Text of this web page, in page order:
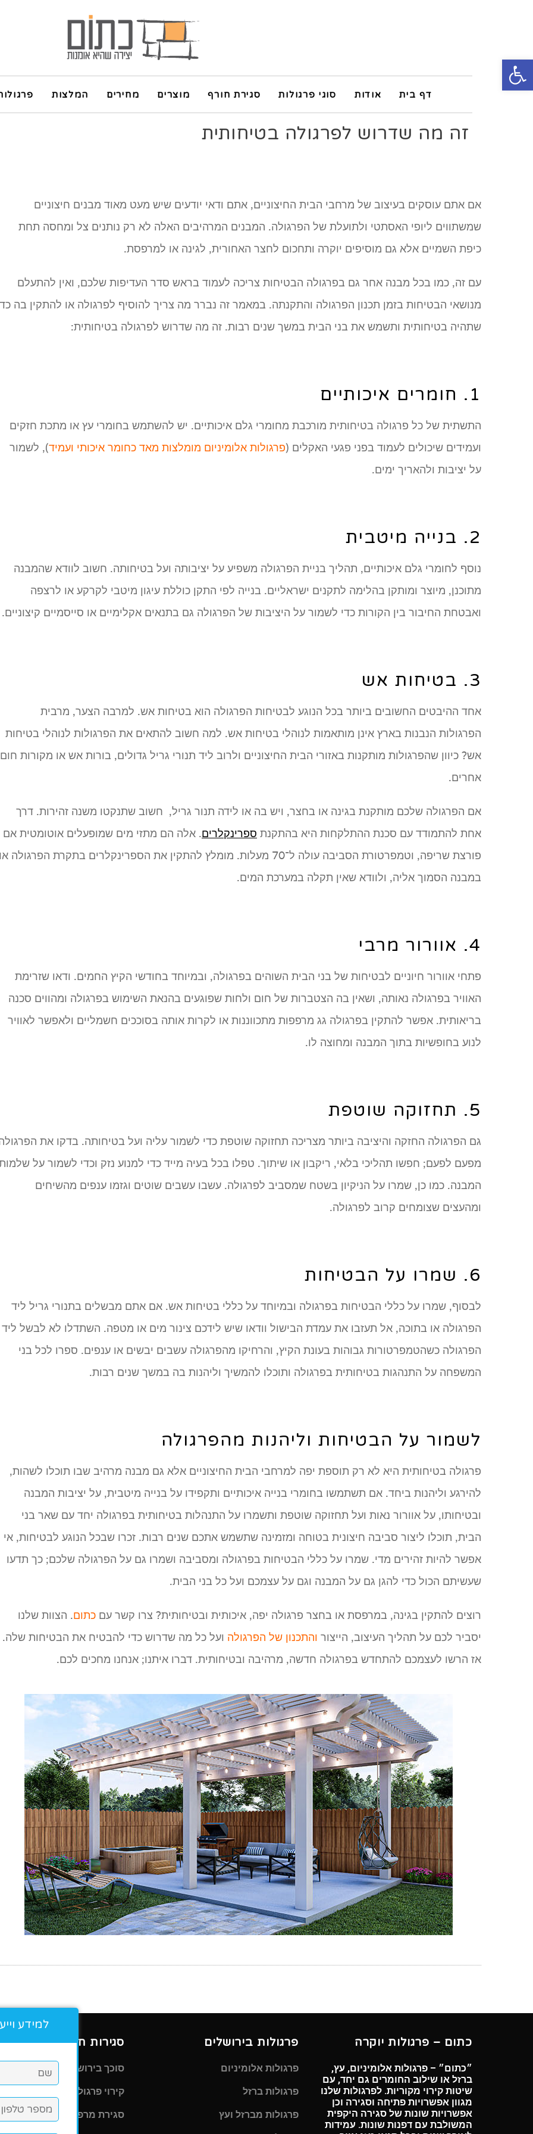
פתח סרגל נגישות
דף בית אודות סוגי פרגולות סגירת חורף מוצרים מחירים המלצות
זה מה שדרוש לפרגולה בטיחותית
אם אתם עוסקים בעיצוב של מרחבי הבית החיצוניים, אתם ודאי יודעים שיש מעט מאוד מבנים חיצוניים
שמשתווים ליופי האסתטי ולתועלת של הפרגולה. המבנים המרהיבים האלה לא רק נותנים צל ומחסה תחת
כיפת השמיים אלא גם מוסיפים יוקרה ותחכום לחצר האחורית, לגינה או למרפסת.
עם זה, כמו בכל מבנה אחר גם בפרגולה הבטיחות צריכה לעמוד בראש סדר העדיפות שלכם, ואין להתעלם
מנושאי הבטיחות בזמן תכנון הפרגולה והתקנתה. במאמר זה נברר מה צריך להוסיף לפרגולה או להתקין בה
שתהיה בטיחותית ותשמש את בני הבית במשך שנים רבות. זה מה שדרוש לפרגולה בטיחותית:
1. חומרים איכותיים
התשתית של כל פרגולה בטיחותית מורכבת מחומרי גלם איכותיים. יש להשתמש בחומרי עץ או מתכת חזקים
ועמידים שיכולים לעמוד בפני פגעי האקלים (פרגולות אלומיניום מומלצות מאד כחומר איכותי ועמיד), לשמור
על יציבות ולהאריך ימים.
2. בנייה מיטבית
נוסף לחומרי גלם איכותיים, תהליך בניית הפרגולה משפיע על יציבותה ועל בטיחותה. חשוב לוודא שהמבנה
מתוכנן, מיוצר ומותקן בהלימה לתקנים ישראליים. בנייה לפי התקן כוללת עיגון מיטבי לקרקע או לרצפה
ואבטחת החיבור בין הקורות כדי לשמור על היציבות של הפרגולה גם בתנאים אקלימיים או סייסמיים קיצוניים.
3. בטיחות אש
אחד ההיבטים החשובים ביותר בכל הנוגע לבטיחות הפרגולה הוא בטיחות אש. למרבה הצער, מרבית
הפרגולות הנבנות בארץ אינן מותאמות לנוהלי בטיחות אש. למה חשוב להתאים את הפרגולות לנוהלי בטיחות
אש? כיוון שהפרגולות מותקנות באזורי הבית החיצוניים ולרוב ליד תנורי גריל גדולים, בורות אש או מקורות חום
אחרים.
אם הפרגולה שלכם מותקנת בגינה או בחצר, ויש בה או לידה תנור גריל, חשוב שתנקטו משנה זהירות. דרך
אחת להתמודד עם סכנת ההתלקחות היא בהתקנת ספרינקלרים. אלה הם מתזי מים שמופעלים אוטומטית אם
פורצת שריפה, וטמפרטורת הסביבה עולה ל־70 מעלות. מומלץ להתקין את הספרינקלרים בתקרת הפרגולה או
במבנה הסמוך אליה, ולוודא שאין תקלה במערכת המים.
4. אוורור מרבי
פתחי אוורור חיוניים לבטיחות של בני הבית השוהים בפרגולה, ובמיוחד בחודשי הקיץ החמים. ודאו שזרימת
האוויר בפרגולה נאותה, ושאין בה הצטברות של חום ולחות שפוגעים בהנאת השימוש בפרגולה ומהווים סכנה
בריאותית. אפשר להתקין בפרגולה גג מרפפות מתכווננות או לקרות אותה בסוככים חשמליים ולאפשר לאוויר
לנוע בחופשיות בתוך המבנה ומחוצה לו.
5. תחזוקה שוטפת
גם הפרגולה החזקה והיציבה ביותר מצריכה תחזוקה שוטפת כדי לשמור עליה ועל בטיחותה. בדקו את
מפעם לפעם; חפשו תהליכי בלאי, ריקבון או שיתוך. טפלו בכל בעיה מייד כדי למנוע נזק וכדי לשמור על
המבנה. כמו כן, שמרו על הניקיון בשטח שמסביב לפרגולה. עשבו עשבים שוטים וגזמו ענפים מהשיחים
ומהעצים שצומחים קרוב לפרגולה.
6. שמרו על הבטיחות
לבסוף, שמרו על כללי הבטיחות בפרגולה ובמיוחד על כללי בטיחות אש. אם אתם מבשלים בתנורי גריל ליד
הפרגולה או בתוכה, אל תעזבו את עמדת הבישול וודאו שיש לידכם צינור מים או מטפה. השתדלו לא לבשל ליד
הפרגולה כשהטמפרטורות גבוהות בעונת הקיץ, והרחיקו מהפרגולה עשבים יבשים או ענפים. ספרו לכל בני
המשפחה על התנהגות בטיחותית בפרגולה ותוכלו להמשיך וליהנות בה במשך שנים רבות.
לשמור על הבטיחות וליהנות מהפרגולה
פרגולה בטיחותית היא לא רק תוספת יפה למרחבי הבית החיצוניים אלא גם מבנה מרהיב שבו תוכלו לשהות,
להירגע וליהנות ביחד. אם תשתמשו בחומרי בנייה איכותיים ותקפידו על בנייה מיטבית, על יציבות המבנה
ובטיחותו, על אוורור נאות ועל תחזוקה שוטפת ותשמרו על התנהלות בטיחותית בפרגולה יחד עם שאר בני
הבית, תוכלו ליצור סביבה חיצונית בטוחה ומזמינה שתשמש אתכם שנים רבות. זכרו שבכל הנוגע לבטיחות, אי
אפשר להיות זהירים מדי. שמרו על כללי הבטיחות בפרגולה ומסביבה ושמרו גם על הפרגולה שלכם; כך תדעו
שעשיתם הכול כדי להגן גם על המבנה וגם על עצמכם ועל כל בני הבית.
רוצים להתקין בגינה, במרפסת או בחצר פרגולה יפה, איכותית ובטיחותית? צרו קשר עם כתום. הצוות שלנו
יסביר לכם על תהליך העיצוב, הייצור והתכנון של הפרגולה ועל כל מה שדרוש כדי להבטיח את הבטיחות שלה.
אז הרשו לעצמכם להתחדש בפרגולה חדשה, מרהיבה ובטיחותית. דברו איתנו; אנחנו מחכים לכם.
מודה לך על כל
הסבלנות,
והירידה לפרטים.
רינה הלפרין
כתום – פרגולות יוקרה
״כתום״ – פרגולות אלומיניום, עץ,
ברזל או שילוב החומרים גם יחד, עם
שיטות קירוי מקוריות. לפרגולות שלנו
מגוון אפשרויות פתיחה וסגירה וכן
אפשרויות שונות של סגירה היקפית
המשולבת עם דפנות שונות. עמידות
פרגולות בירושלים
פרגולות אלומיניום
פרגולות ברזל
פרגולות מברזל ועץ
סגירות חורף וסוככים
סוכך בירושלים
קירוי פרגולה
סגירת מרפסת לחורף
למידע